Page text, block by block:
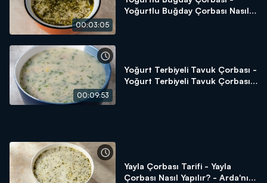
00:03:05
Yoğurtlu Buğday Çorbası Nasıl
00:09:53
Yoğurt Terbiyeli Tavuk Çorbası -
Yoğurt Terbiyeli Tavuk Çorbası
Yayla Çorbası Tarifi - Yayla
Çorbası Nasıl Yapılır? - Arda'nın